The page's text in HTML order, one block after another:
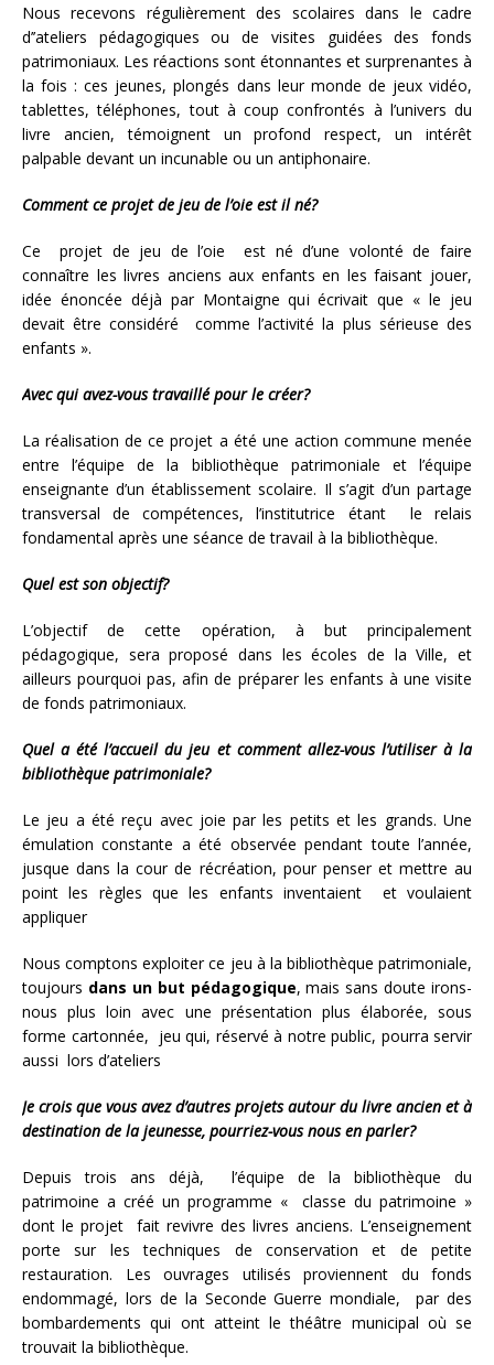
Nous recevons régulièrement des scolaires dans le cadre
d’’ateliers pédagogiques ou de visites guidées des fonds
patrimoniaux. Les réactions sont étonnantes et surprenantes à
la fois : ces jeunes, plongés dans leur monde de jeux vidéo,
tablettes, téléphones, tout à coup confrontés à l’univers du
livre ancien, témoignent un profond respect, un intérêt
palpable devant un incunable ou un antiphonaire.
Comment ce projet de jeu de l’oie est il né?
Ce projet de jeu de l’oie est né d’une volonté de faire
connaître les livres anciens aux enfants en les faisant jouer,
idée énoncée déjà par Montaigne qui écrivait que « le jeu
devait être considéré comme l’activité la plus sérieuse des
enfants ».
Avec qui avez-vous travaillé pour le créer?
La réalisation de ce projet a été une action commune menée
entre l’équipe de la bibliothèque patrimoniale et l’équipe
enseignante d’un établissement scolaire. Il s’agit d’un partage
transversal de compétences, l’institutrice étant le relais
fondamental après une séance de travail à la bibliothèque.
Quel est son objectif?
L’objectif de cette opération, à but principalement
pédagogique, sera proposé dans les écoles de la Ville, et
ailleurs pourquoi pas, afin de préparer les enfants à une visite
de fonds patrimoniaux.
Quel a été l’accueil du jeu et comment allez-vous l’utiliser à la
bibliothèque patrimoniale?
Le jeu a été reçu avec joie par les petits et les grands. Une
émulation constante a été observée pendant toute l’année,
jusque dans la cour de récréation, pour penser et mettre au
point les règles que les enfants inventaient et voulaient
appliquer
Nous comptons exploiter ce jeu à la bibliothèque patrimoniale,
toujours dans un but pédagogique, mais sans doute irons-
nous plus loin avec une présentation plus élaborée, sous
forme cartonnée, jeu qui, réservé à notre public, pourra servir
aussi lors d’ateliers
Je crois que vous avez d’autres projets autour du livre ancien et à
destination de la jeunesse, pourriez-vous nous en parler?
Depuis trois ans déjà, l’équipe de la bibliothèque du
patrimoine a créé un programme « classe du patrimoine »
dont le projet fait revivre des livres anciens. L’enseignement
porte sur les techniques de conservation et de petite
restauration. Les ouvrages utilisés proviennent du fonds
endommagé, lors de la Seconde Guerre mondiale, par des
bombardements qui ont atteint le théâtre municipal où se
trouvait la bibliothèque.